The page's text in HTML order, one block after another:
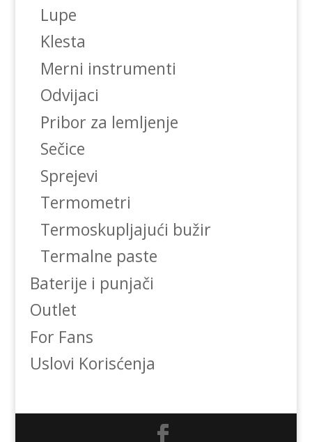
Lupe
Klesta
Merni instrumenti
Odvijaci
Pribor za lemljenje
Sečice
Sprejevi
Termometri
Termoskupljajući bužir
Termalne paste
Baterije i punjači
Outlet
For Fans
Uslovi Korisćenja